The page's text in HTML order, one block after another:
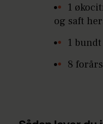
1
og saft
1
8